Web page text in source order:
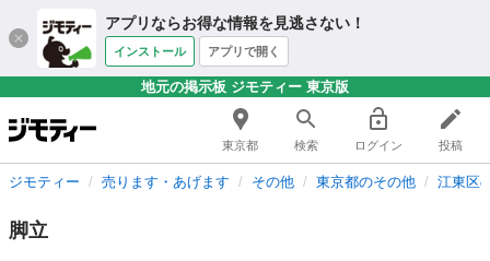
アプリならお得な情報を見逃さない！
インストール アプリで開く
地元の掲示板 ジモティー 東京版
東京都 検索 ログイン 投稿
ジモティー 売ります・あげます その他 東京都のその他 江東区
脚立